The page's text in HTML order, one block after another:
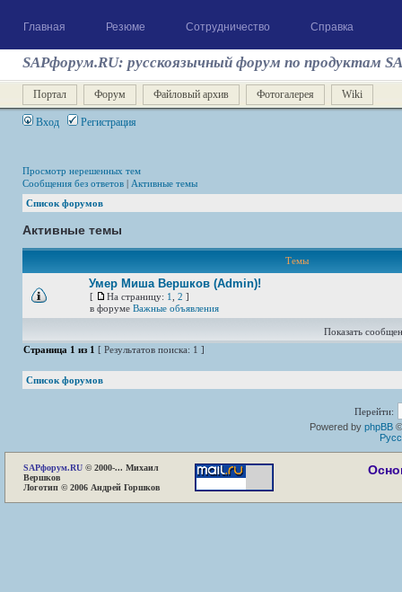
Главная Резюме Сотрудничество Справка
SAPфорум.RU: русскоязычный форум по продуктам
Портал Форум Файловый архив Фотогалерея Wiki
Вход Регистрация
Просмотр нерешенных тем
Сообщения без ответов | Активные темы
Список форумов
Активные темы
Темы
Умер Миша Вершков (Admin)!
[ На страницу: 1 2 ]
в форуме Важные объявления
Показать
Страница 1 из 1 [ Результатов поиска: 1 ]
Список форумов
Перейти:
Powered by phpBB
SAPфорум.RU © 2000-... Михаил
Вершков
Логотип © 2006 Андрей Горшков